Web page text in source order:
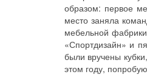
образом: первое
место заняла
мебельной фабрики
«Спортдизайн» и
были вручены
этом году,